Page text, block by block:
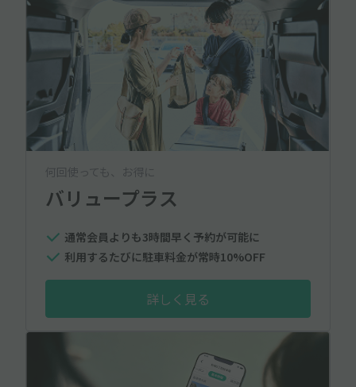
何回使っても、お得に
バリュープラス
通常会員よりも3時間早く予約が可能に
利用するたびに駐車料金が常時10%OFF
詳しく見る